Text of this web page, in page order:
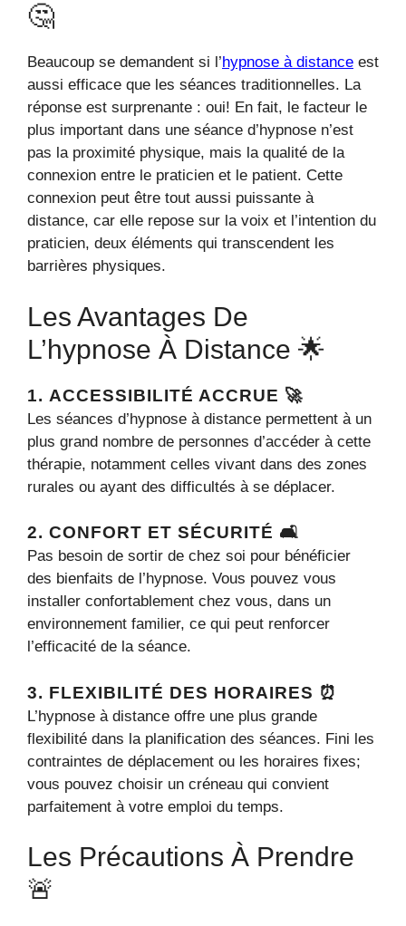
🤔
Beaucoup se demandent si l’hypnose à distance est
aussi efficace que les séances traditionnelles. La
réponse est surprenante : oui! En fait, le facteur le
plus important dans une séance d’hypnose n’est
pas la proximité physique, mais la qualité de la
connexion entre le praticien et le patient. Cette
connexion peut être tout aussi puissante à
distance, car elle repose sur la voix et l’intention du
praticien, deux éléments qui transcendent les
barrières physiques.
Les Avantages De
L’hypnose À Distance 🌟
1. ACCESSIBILITÉ ACCRUE 🚀
Les séances d’hypnose à distance permettent à un
plus grand nombre de personnes d’accéder à cette
thérapie, notamment celles vivant dans des zones
rurales ou ayant des difficultés à se déplacer.
2. CONFORT ET SÉCURITÉ 🛋️
Pas besoin de sortir de chez soi pour bénéficier
des bienfaits de l’hypnose. Vous pouvez vous
installer confortablement chez vous, dans un
environnement familier, ce qui peut renforcer
l’efficacité de la séance.
3. FLEXIBILITÉ DES HORAIRES ⏰
L’hypnose à distance offre une plus grande
flexibilité dans la planification des séances. Fini les
contraintes de déplacement ou les horaires fixes;
vous pouvez choisir un créneau qui convient
parfaitement à votre emploi du temps.
Les Précautions À Prendre
🚨